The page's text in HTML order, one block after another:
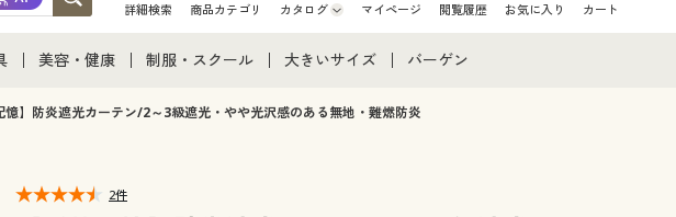
詳細検索 商品カテゴリ カタログ
カタログ・チラシからのご注文
マイページ 閲覧履歴 お気に入り カート
通販すべて
美容・健康
美容・健康通販すべて
制服・スクール
制服・スクールすべて
大きいサイズ
大きいサイズ通販すべて
バーゲン
バーゲンセール
憶】防炎遮光カーテン/2～3級遮光・やや光沢感のある無地・難燃防炎
2件